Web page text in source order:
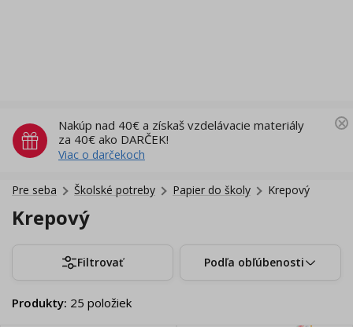
Nakúp nad 40€ a získaš vzdelávacie materiály
za 40€ ako DARČEK!
Viac o darčekoch
Pre seba Školské potreby Papier do školy Krepový
Krepový
Filtrovať Podľa obľúbenosti
Produkty: 25 položiek